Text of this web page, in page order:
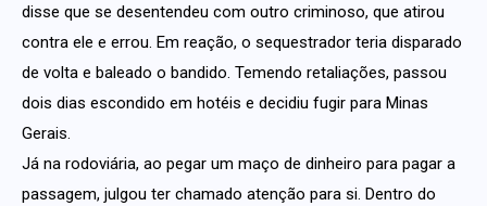
disse que se desentendeu com outro criminoso, que atirou
contra ele e errou. Em reação, o sequestrador teria disparado
de volta e baleado o bandido. Temendo retaliações, passou
dois dias escondido em hotéis e decidiu fugir para Minas
Gerais.
Já na rodoviária, ao pegar um maço de dinheiro para pagar a
passagem, julgou ter chamado atenção para si. Dentro do